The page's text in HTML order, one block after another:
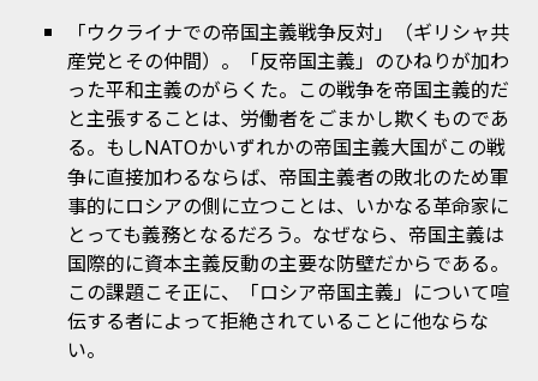
「ウクライナでの帝国主義戦争反対」（ギリシャ共
産党とその仲間）。「反帝国主義」のひねりが加わ
った平和主義のがらくた。この戦争を帝国主義的だ
と主張することは、労働者をごまかし欺くものであ
る。もしNATOかいずれかの帝国主義大国がこの戦
争に直接加わるならば、帝国主義者の敗北のため軍
事的にロシアの側に立つことは、いかなる革命家に
とっても義務となるだろう。なぜなら、帝国主義は
国際的に資本主義反動の主要な防壁だからである。
この課題こそ正に、「ロシア帝国主義」について喧
伝する者によって拒絶されていることに他ならな
い。